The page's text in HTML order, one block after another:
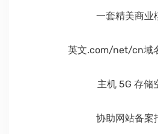
一套精美商业
英文.com/net/cn域
主机 5G 存储
协助网站备案